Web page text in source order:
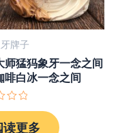
牌子
师猛犸象牙一念之间
啡白冰一念之间
读更多